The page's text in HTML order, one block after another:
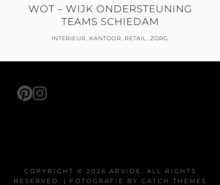
WOT – WIJK ONDERSTEUNING
TEAMS SCHIEDAM
INTERIEUR, KANTOOR, RETAIL, ZORG
pinterest
instagram
COPYRIGHT © 2026 ARVIDE . ALL RIGHTS
RESERVED. | FOTOGRAFIE BY CATCH THEMES